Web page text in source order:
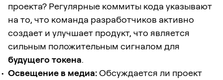
проекта? Регулярные коммиты кода указывают
на то, что команда разработчиков активно
создает и улучшает продукт, что является
сильным положительным сигналом для
будущего токена.
Освещение в медиа:Обсуждается ли проект